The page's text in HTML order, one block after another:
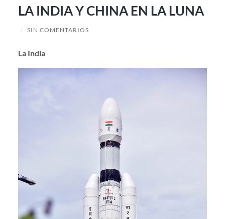
LA INDIA Y CHINA EN LA LUNA
/ SIN COMENTARIOS
La India